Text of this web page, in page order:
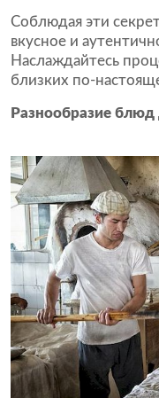
Соблюдая эти
вкусное и
Наслаждайтесь
близких по-
Разнообразие блюд